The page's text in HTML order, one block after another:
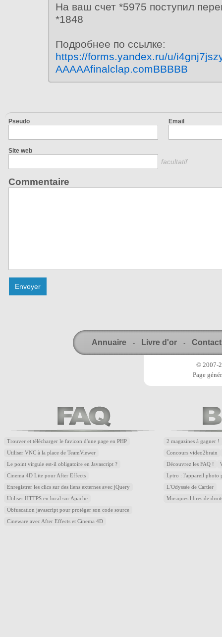
На ваш счет *5975 поступил
*1848
Подробнее по ссылке:
https://forms.yandex.ru/u/
AAAAAfinalclap.comBBBBB
Pseudo Email
Site web
facultatif
Commentaire
Annuaire - Livre d'or - Contact
© 2007-
Page
Trouver et télécharger le favicon d'une page en PHP
Utiliser VNC à la place de TeamViewer
Le point virgule est-il obligatoire en Javascript ?
Cinema 4D Lite pour After Effects
Enregistrer les clics sur des liens externes avec jQuery
Utiliser HTTPS en local sur Apache
Obfuscation javascript pour protéger son code source
Cineware avec After Effects et Cinema 4D
2 magazines à gagner !
Concours video2brain
Découvrez les FAQ !
Lytro : l'appareil photo
L'Odyssée de Cartier
Musiques libres de